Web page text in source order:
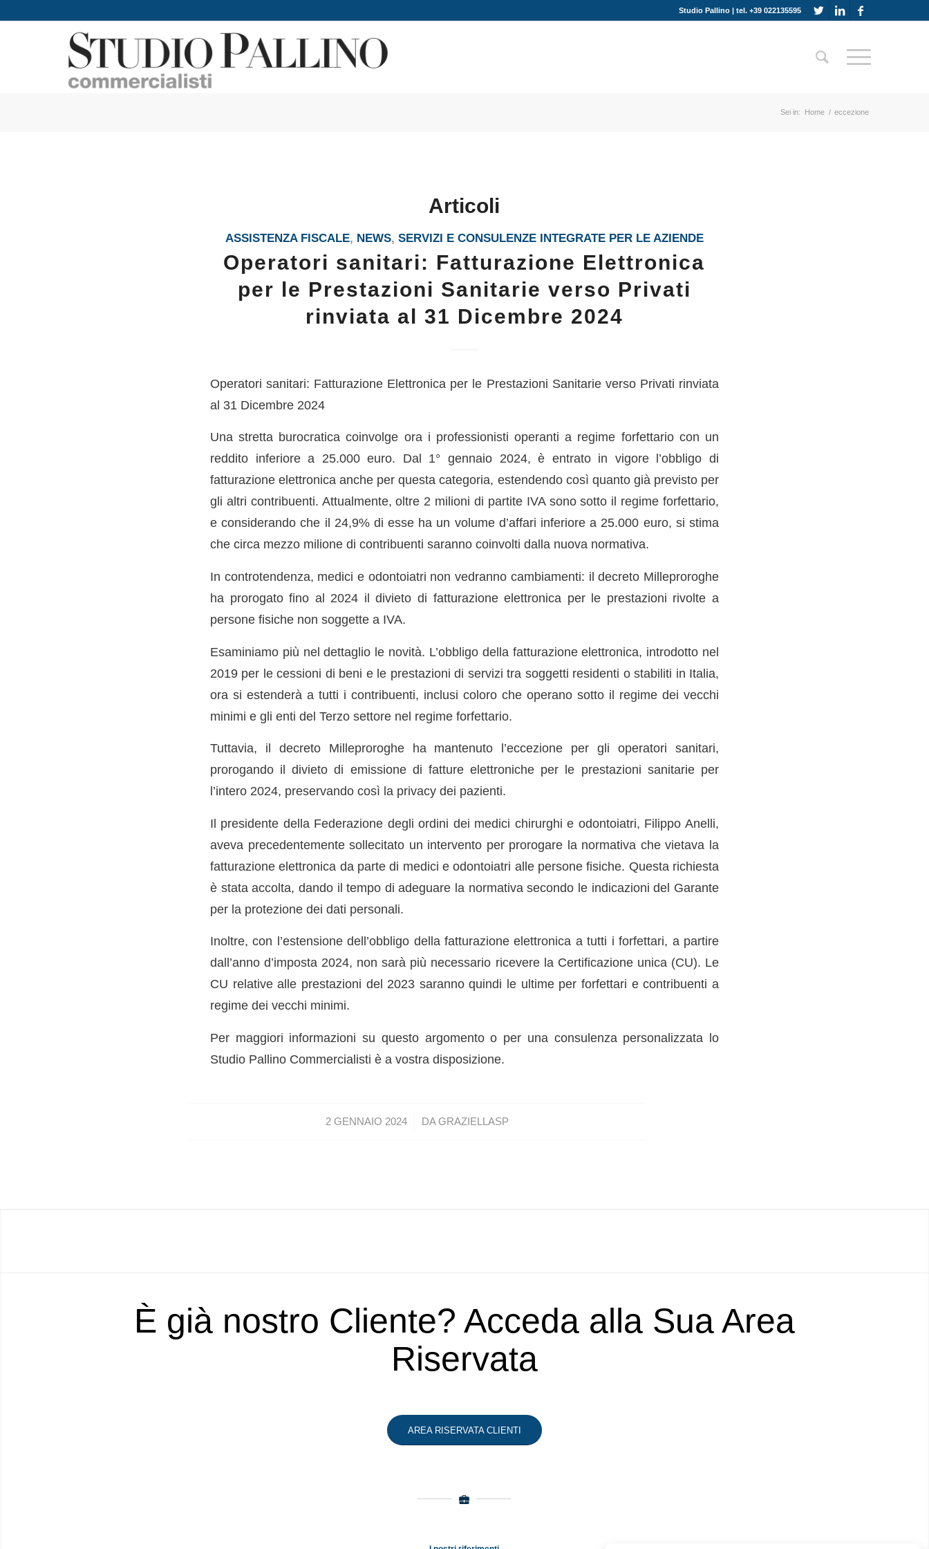
Studio Pallino | tel. +39 022135595
Sei in: Home / eccezione
Articoli
ASSISTENZA FISCALE, NEWS, SERVIZI E CONSULENZE INTEGRATE PER LE AZIENDE
Operatori sanitari: Fatturazione Elettronica
per le Prestazioni Sanitarie verso Privati
rinviata al 31 Dicembre 2024
Operatori sanitari: Fatturazione Elettronica per le Prestazioni Sanitarie verso Privati rinviata
al 31 Dicembre 2024
Una stretta burocratica coinvolge ora i professionisti operanti a regime forfettario con un
reddito inferiore a 25.000 euro. Dal 1° gennaio 2024, è entrato in vigore l’obbligo di
fatturazione elettronica anche per questa categoria, estendendo così quanto già previsto per
gli altri contribuenti. Attualmente, oltre 2 milioni di partite IVA sono sotto il regime forfettario,
e considerando che il 24,9% di esse ha un volume d’affari inferiore a 25.000 euro, si stima
che circa mezzo milione di contribuenti saranno coinvolti dalla nuova normativa.
In controtendenza, medici e odontoiatri non vedranno cambiamenti: il decreto Milleproroghe
ha prorogato fino al 2024 il divieto di fatturazione elettronica per le prestazioni rivolte a
persone fisiche non soggette a IVA.
Esaminiamo più nel dettaglio le novità. L’obbligo della fatturazione elettronica, introdotto nel
2019 per le cessioni di beni e le prestazioni di servizi tra soggetti residenti o stabiliti in Italia,
ora si estenderà a tutti i contribuenti, inclusi coloro che operano sotto il regime dei vecchi
minimi e gli enti del Terzo settore nel regime forfettario.
Tuttavia, il decreto Milleproroghe ha mantenuto l’eccezione per gli operatori sanitari,
prorogando il divieto di emissione di fatture elettroniche per le prestazioni sanitarie per
l’intero 2024, preservando così la privacy dei pazienti.
Il presidente della Federazione degli ordini dei medici chirurghi e odontoiatri, Filippo Anelli,
aveva precedentemente sollecitato un intervento per prorogare la normativa che vietava la
fatturazione elettronica da parte di medici e odontoiatri alle persone fisiche. Questa richiesta
è stata accolta, dando il tempo di adeguare la normativa secondo le indicazioni del Garante
per la protezione dei dati personali.
Inoltre, con l’estensione dell’obbligo della fatturazione elettronica a tutti i forfettari, a partire
dall’anno d’imposta 2024, non sarà più necessario ricevere la Certificazione unica (CU). Le
CU relative alle prestazioni del 2023 saranno quindi le ultime per forfettari e contribuenti a
regime dei vecchi minimi.
Per maggiori informazioni su questo argomento o per una consulenza personalizzata lo
Studio Pallino Commercialisti è a vostra disposizione.
2 GENNAIO 2024
/ DAGRAZIELLASP
È già nostro Cliente? Acceda alla Sua Area
Riservata
AREA RISERVATA CLIENTI